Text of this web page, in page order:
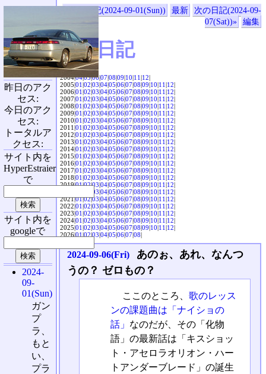
«前の日記(2024-09-01(Sun)) 最新
次の日記(2024-09-
07(Sat))»
編集
SVX日記
2004|04|05|06|07|08|09|10|11|12|
2005|01|02|03|04|05|06|07|08|09|10|11|12|
2006|01|02|03|04|05|06|07|08|09|10|11|12|
2007|01|02|03|04|05|06|07|08|09|10|11|12|
2008|01|02|03|04|05|06|07|08|09|10|11|12|
2009|01|02|03|04|05|06|07|08|09|10|11|12|
2010|01|02|03|04|05|06|07|08|09|10|11|12|
2011|01|02|03|04|05|06|07|08|09|10|11|12|
2012|01|02|03|04|05|06|07|08|09|10|11|12|
2013|01|02|03|04|05|06|07|08|09|10|11|12|
2014|01|02|03|04|05|06|07|08|09|10|11|12|
2015|01|02|03|04|05|06|07|08|09|10|11|12|
2016|01|02|03|04|05|06|07|08|09|10|11|12|
2017|01|02|03|04|05|06|07|08|09|10|11|12|
2018|01|02|03|04|05|06|07|08|09|10|11|12|
2019|01|02|03|04|05|06|07|08|09|10|11|12|
03|04|05|06|07|08|09|10|11|12|
2021|01|02|03|04|05|06|07|08|09|10|11|12|
2022|01|02|03|04|05|06|07|08|09|10|11|12|
2023|01|02|03|04|05|06|07|08|09|10|11|12|
2024|01|02|03|04|05|06|07|08|09|10|11|12|
2025|01|02|03|04|05|06|07|08|09|10|11|12|
2026|01|02|03|04|05|06|07|08|
2024-09-06(Fri)
あのぉ、あれ、なんつ
うの？ ゼロもの？
ここのところ、 歌のレッス
ンの課題曲は「ナイショの
話」 なのだが、その「化物
語」の最新話は「キスショッ
ト・アセロラオリオン・ハー
トアンダーブレード」の誕生
昨日のアク
セス:
今日のアク
セス:
トータルア
クセス:
サイト内を
HyperEstraier
で
サイト内を
googleで
2024-
09-
01(Sun)
ガン
プ
ラ、
もと
い、
プラ